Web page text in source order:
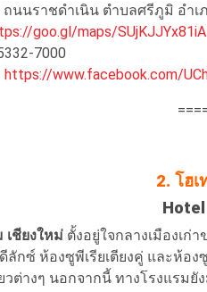
ถนนราชดำเนิน ตำบลศรีภูมิ อำเ
goo.gl/maps/
7000
https://www.facebook.com/
2. โฮเ
เชียงใหม่ ตั้งอยู่ใจกลางเมืองเก่
ลักซ์ ห้องซูพีเรียเตียงคู่ และห้อ
วต่างๆ นอกจากนี้ ทางโรงแรม